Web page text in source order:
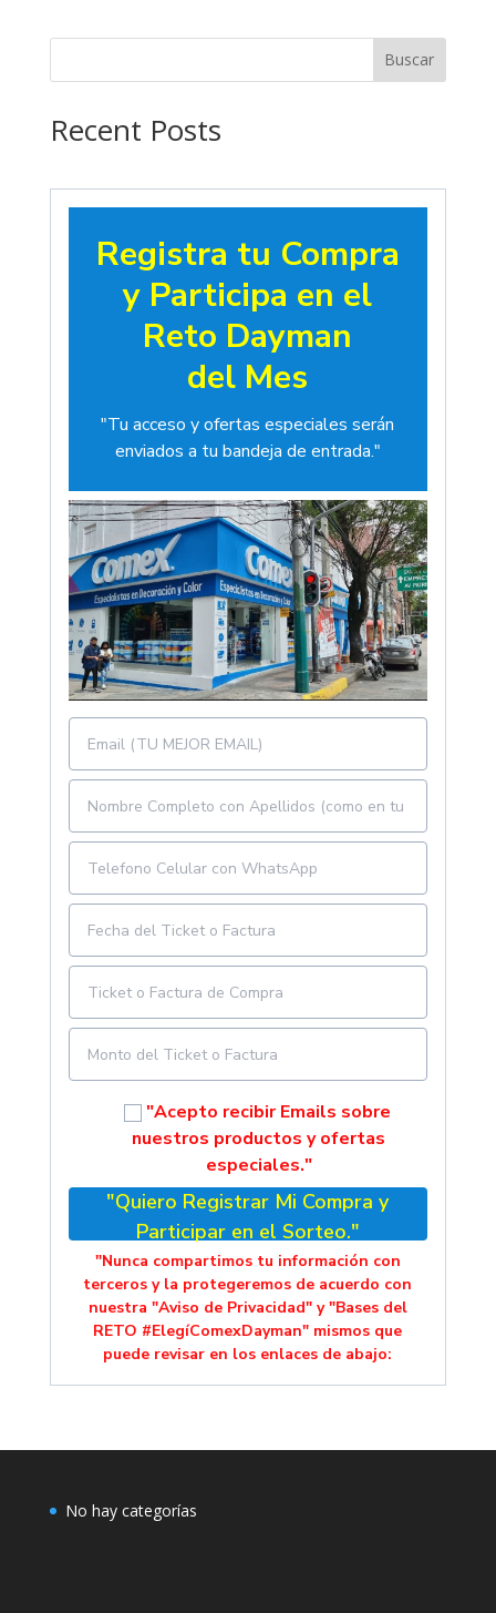
desde
Buscar
Recent Posts
Registra tu Compra
y Participa en el
Reto Dayman
del Mes
"Tu acceso y ofertas especiales serán
enviados a tu bandeja de entrada."
"Acepto recibir Emails sobre
nuestros productos y ofertas
especiales."
"Quiero Registrar Mi Compra y
Participar en el Sorteo."
"Nunca compartimos tu información con
terceros y la protegeremos de acuerdo con
nuestra "Aviso de Privacidad" y "Bases del
RETO #ElegíComexDayman" mismos que
puede revisar en los enlaces de abajo:
No hay categorías